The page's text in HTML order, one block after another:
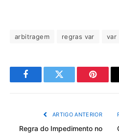
arbitragem regras var var
FacebookTwitter
ARTIGO ANTERIOR
Regra do Impedimento no